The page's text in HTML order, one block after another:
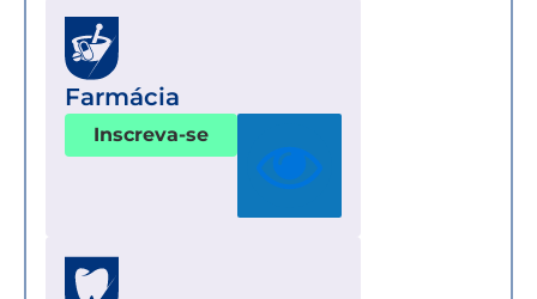
Farmácia
Inscreva-se